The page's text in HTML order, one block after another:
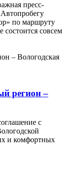
пресс-
по маршруту
совсем
регион –
с
и комфортных